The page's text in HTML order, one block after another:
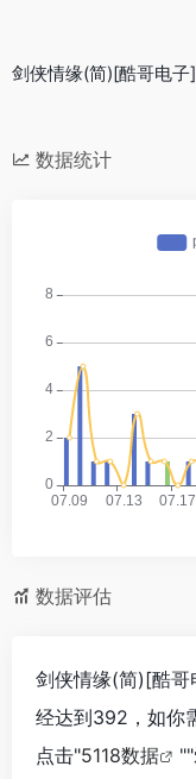
剑侠情缘(简)[酷哥电
数据统计
数据评估
剑侠情缘(简)[酷
经达到392，如你
点击"5118数据 ""